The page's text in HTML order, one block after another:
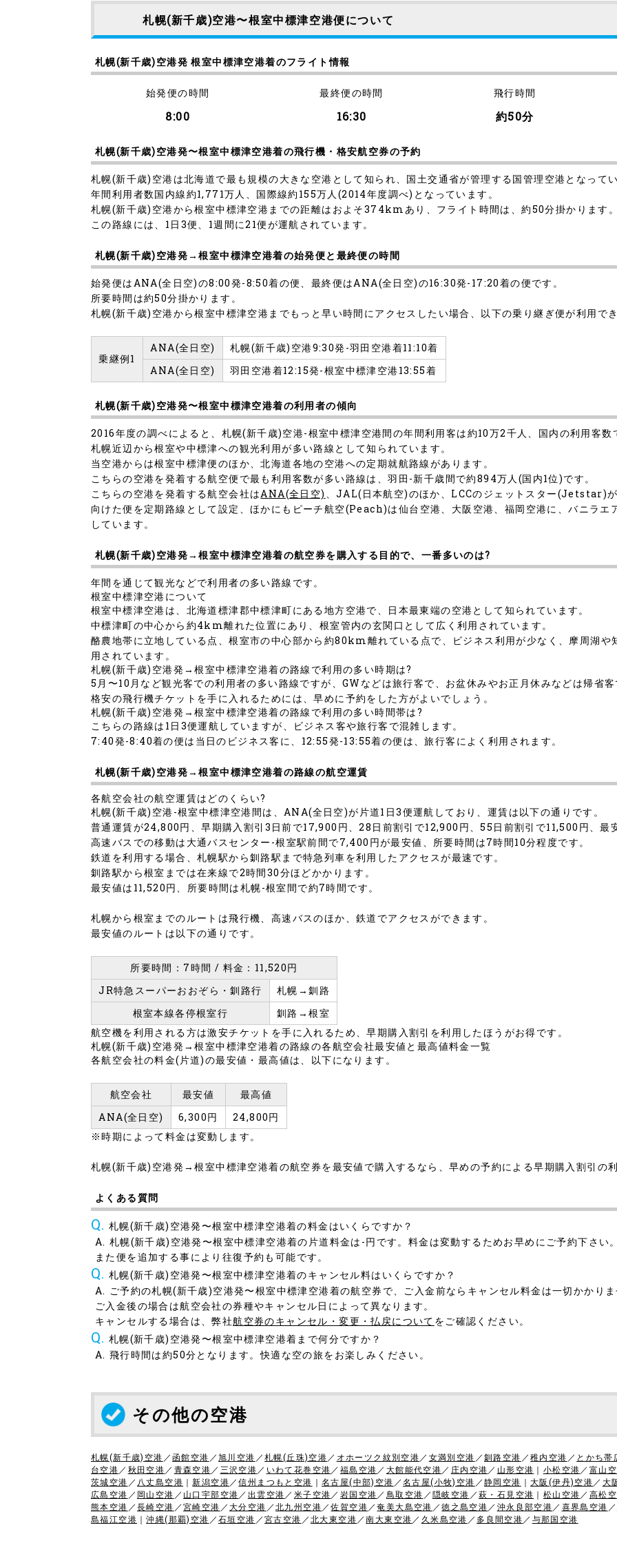
札幌(新千歳)空港〜根室中標津空港便について
札幌(新千歳)空港発 根室中標津空港着のフライト情報
始発便の時間
8:00
最終便の時間
16:30
飛行時間
約50分
札幌(新千歳)空港発〜根室中標津空港着の飛行機・格安航空券の予約
札幌(新千歳)空港は北海道で最も規模の大きな空港として知られ、国土交通省が管理する国管理空港となってい
年間利用者数国内線約1,771万人、国際線約155万人(2014年度調べ)となっています。
札幌(新千歳)空港から根室中標津空港までの距離はおよそ374kmあり、フライト時間は、約50分掛かります。
この路線には、1日3便、1週間に21便が運航されています。
札幌(新千歳)空港発→根室中標津空港着の始発便と最終便の時間
始発便はANA(全日空)の8:00発-8:50着の便、最終便はANA(全日空)の16:30発-17:20着の便です。
所要時間は約50分掛かります。
札幌(新千歳)空港から根室中標津空港までもっと早い時間にアクセスしたい場合、以下の乗り継ぎ便が利用でき
乗継例1
ANA(全日空)
札幌(新千歳)空港9:30発-羽田空港着11:10着
ANA(全日空)
羽田空港着12:15発-根室中標津空港13:55着
札幌(新千歳)空港発〜根室中標津空港着の利用者の傾向
2016年度の調べによると、札幌(新千歳)空港-根室中標津空港間の年間利用客は約10万2千人、国内の利用客数
札幌近辺から根室や中標津への観光利用が多い路線として知られています。
当空港からは根室中標津便のほか、北海道各地の空港への定期就航路線があります。
こちらの空港を発着する航空便で最も利用客数が多い路線は、羽田-新千歳間で約894万人(国内1位)です。
こちらの空港を発着する航空会社はANA(全日空)
、JAL(日本航空)のほか、LCCのジェットスター(Jetstar)
向けた便を定期路線として設定、ほかにもピーチ航空(Peach)は仙台空港、大阪空港、福岡空港に、バニ
しています。
札幌(新千歳)空港発→根室中標津空港着の航空券を購入する目的で、一番多いのは?
年間を通じて観光などで利用者の多い路線です。
根室中標津空港について
根室中標津空港は、北海道標津郡中標津町にある地方空港で、日本最東端の空港として知られています。
中標津町の中心から約4km離れた位置にあり、根室管内の玄関口として広く利用されています。
酪農地帯に立地している点、根室市の中心部から約80km離れている点で、ビジネス利用が少なく、摩周湖や
用されています。
札幌(新千歳)空港発→根室中標津空港着の路線で利用の多い時期は?
5月〜10月など観光客での利用者の多い路線ですが、GWなどは旅行客で、お盆休みやお正月休みなどは帰省客
格安の飛行機チケットを手に入れるためには、早めに予約をした方がよいでしょう。
札幌(新千歳)空港発→根室中標津空港着の路線で利用の多い時間帯は?
こちらの路線は1日3便運航していますが、ビジネス客や旅行客で混雑します。
7:40発-8:40着の便は当日のビジネス客に、12:55発-13:55着の便は、旅行客によく利用されます。
札幌(新千歳)空港発→根室中標津空港着の路線の航空運賃
各航空会社の航空運賃はどのくらい?
札幌(新千歳)空港-根室中標津空港間は、ANA(全日空)が片道1日3便運航しており、運賃は以下の通りです。
普通運賃が24,800円、早期購入割引3日前で17,900円、28日前割引で12,900円、55日前割引で11,500円、最
高速バスでの移動は大通バスセンター-根室駅前間で7,400円が最安値、所要時間は7時間10分程度です。
鉄道を利用する場合、札幌駅から釧路駅まで特急列車を利用したアクセスが最速です。
釧路駅から根室までは在来線で2時間30分ほどかかります。
最安値は11,520円、所要時間は札幌-根室間で約7時間です。
札幌から根室までのルートは飛行機、高速バスのほか、鉄道でアクセスができます。
最安値のルートは以下の通りです。
所要時間：7時間 / 料金：11,520円
JR特急スーパーおおぞら・釧路行
札幌→釧路
根室本線各停根室行
釧路→根室
航空機を利用される方は激安チケットを手に入れるため、早期購入割引を利用したほうがお得です。
札幌(新千歳)空港発→根室中標津空港着の路線の各航空会社最安値と最高値料金一覧
各航空会社の料金(片道)の最安値・最高値は、以下になります。
航空会社 最安値
最高値
ANA(全日空)
6,300円
24,800円
※時期によって料金は変動します。
札幌(新千歳)空港発→根室中標津空港着の航空券を最安値で購入するなら、早めの予約による早期購入割引の利
よくある質問
札幌(新千歳)空港発〜根室中標津空港着の料金はいくらですか？
札幌(新千歳)空港発〜根室中標津空港着の片道料金は-円です。料金は変動するためお早めにご予約下さい。
また便を追加する事により往復予約も可能です。
札幌(新千歳)空港発〜根室中標津空港着のキャンセル料はいくらですか？
ご予約の札幌(新千歳)空港発〜根室中標津空港着の航空券で、ご入金前ならキャンセル料金は一切かかりま
ご入金後の場合は航空会社の券種やキャンセル日によって異なります。
キャンセルする場合は、弊社航空券のキャンセル・変更・払戻について をご確認ください。
札幌(新千歳)空港発〜根室中標津空港着まで何分ですか？
飛行時間は約50分となります。快適な空の旅をお楽しみください。
その他の空港
札幌(新千歳)空港 ／函館空港 ／旭川空港 ／札幌(丘珠)空港 ／ オホーツク紋別空港 ／ 女満別空港 ／釧路空港 ／稚内空港 ／ とかち帯
台空港 ／ 秋田空港 ／ 青森空港 ／ 三沢空港 ／ いわて花巻空港 ／ 福島空港 ／ 大館能代空港 ／ 庄内空港 ／ 山形空港 ｜ 小松空港 ／ 富山
茨城空港 ／ 八丈島空港 ｜新潟空港 ／信州まつもと空港 ｜名古屋(中部)空港 ／名古屋(小牧)空港 ／静岡空港 ｜大阪(伊丹)空港 ／ 大
広島空港 ／ 岡山空港 ／ 山口宇部空港 ／ 出雲空港 ／ 米子空港 ／ 岩国空港 ／ 鳥取空港 ／隠岐空港 ／萩・石見空港 ｜ 松山空港 ／ 高松
熊本空港 ／長崎空港 ／宮崎空港 ／大分空港 ／北九州空港 ／佐賀空港 ／奄美大島空港 ／徳之島空港 ／ 沖永良部空港 ／ 喜界島空港 ／
島福江空港 ｜沖縄(那覇)空港 ／石垣空港 ／宮古空港 ／北大東空港 ／南大東空港 ／ 久米島空港 ／ 多良間空港 ／ 与那国空港